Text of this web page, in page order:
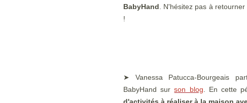
BabyHand . N'hésitez pas à
!
➤ Vanessa Patucca-Bourgeais
BabyHand surson blog . En cette